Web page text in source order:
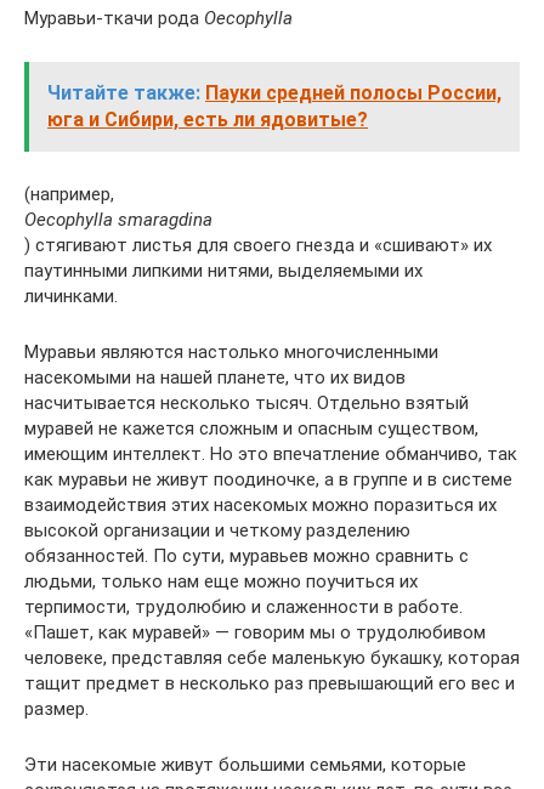
Муравьи-ткачи рода Oecophylla
Читайте также: Пауки средней полосы России,
юга и Сибири, есть ли ядовитые?
(например,
Oecophylla smaragdina
) стягивают листья для своего гнезда и «сшивают» их
паутинными липкими нитями, выделяемыми их
личинками.
Муравьи являются настолько многочисленными
насекомыми на нашей планете, что их видов
насчитывается несколько тысяч. Отдельно взятый
муравей не кажется сложным и опасным существом,
имеющим интеллект. Но это впечатление обманчиво, так
как муравьи не живут поодиночке, а в группе и в системе
взаимодействия этих насекомых можно поразиться их
высокой организации и четкому разделению
обязанностей. По сути, муравьев можно сравнить с
людьми, только нам еще можно поучиться их
терпимости, трудолюбию и слаженности в работе.
«Пашет, как муравей» — говорим мы о трудолюбивом
человеке, представляя себе маленькую букашку, которая
тащит предмет в несколько раз превышающий его вес и
размер.
Эти насекомые живут большими семьями, которые